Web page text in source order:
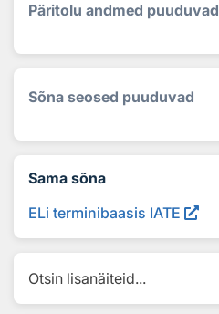
Päritolu andmed puuduvad
Sõna seosed puuduvad
Sama sõna
ELi terminibaasis IATE
Otsin lisanäiteid...